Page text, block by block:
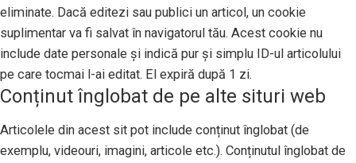
eliminate. Dacă editezi sau publici un articol, un cookie
suplimentar va fi salvat în navigatorul tău. Acest cookie nu
include date personale și indică pur și simplu ID-ul articolului
pe care tocmai l-ai editat. El expiră după 1 zi.
Conținut înglobat de pe alte situri web
Articolele din acest sit pot include conținut înglobat (de
exemplu, videouri, imagini, articole etc.). Conținutul înglobat de